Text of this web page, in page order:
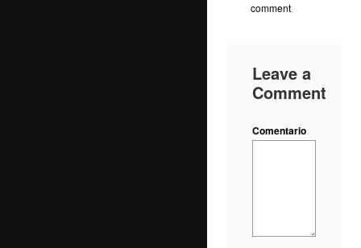
comment.
Leave a
Comment
Comentario